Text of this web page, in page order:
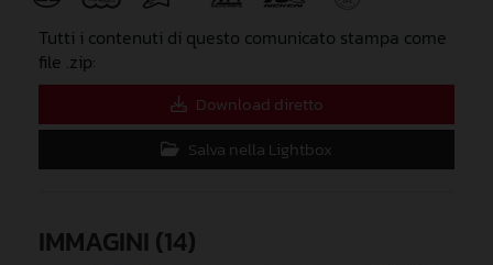
Tutti i contenuti di questo comunicato stampa come
file .zip:
Download diretto
Salva nella Lightbox
IMMAGINI (14)